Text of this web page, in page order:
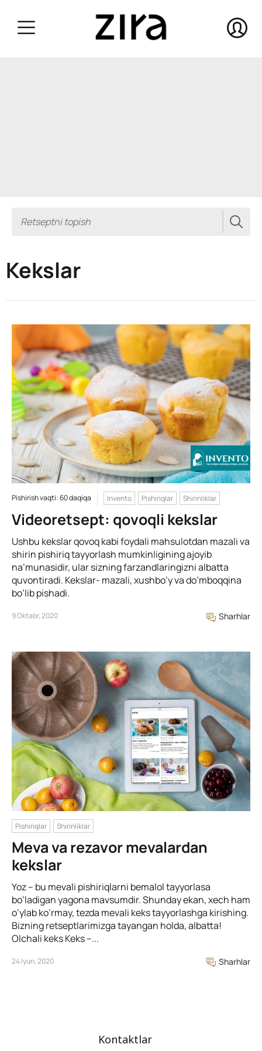
Kekslar
Pishirish vaqti: 60 daqiqa Invento Pishiriqlar Shirinliklar
Videoretsept: qovoqli kekslar
Ushbu kekslar qovoq kabi foydali mahsulotdan mazali va
shirin pishiriq tayyorlash mumkinligining ajoyib
na’munasidir, ular sizning farzandlaringizni albatta
quvontiradi. Kekslar- mazali, xushbo’y va do’mboqqina
bo’lib pishadi.
9 Oktabr, 2020 Sharhlar
Pishiriqlar Shirinliklar
Meva va rezavor mevalardan
kekslar
Yoz – bu mevali pishiriqlarni bemalol tayyorlasa
bo’ladigan yagona mavsumdir. Shunday ekan, xech ham
o’ylab ko’rmay, tezda mevali keks tayyorlashga kirishing.
Bizning retseptlarimizga tayangan holda, albatta!
Olchali keks Keks –...
24 Iyun, 2020 Sharhlar
Kontaktlar